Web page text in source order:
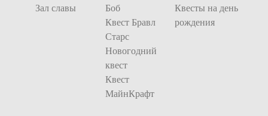
Зал славы
Боб
Квест Бравл
Старс
Новогодний
квест
Квест
МайнКрафт
Квесты на день
рождения